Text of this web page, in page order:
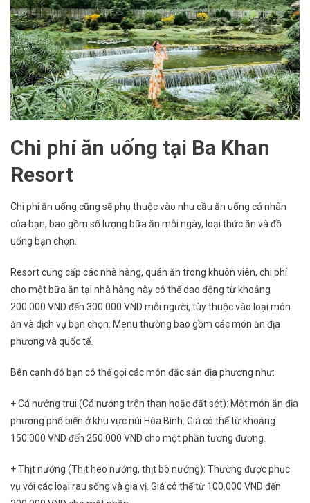
Chi phí ăn uống tại Ba Khan
Resort
Chi phí ăn uống cũng sẽ phụ thuộc vào nhu cầu ăn uống cá nhân
của bạn, bao gồm số lượng bữa ăn mỗi ngày, loại thức ăn và đồ
uống bạn chọn.
Resort cung cấp các nhà hàng, quán ăn trong khuôn viên, chi phí
cho một bữa ăn tại nhà hàng này có thể dao động từ khoảng
200.000 VND đến 300.000 VND mỗi người, tùy thuộc vào loại món
ăn và dịch vụ bạn chọn. Menu thường bao gồm các món ăn địa
phương và quốc tế.
Bên cạnh đó bạn có thể gọi các món đặc sản địa phương như:
+ Cá nướng trui (Cá nướng trên than hoặc đất sét): Một món ăn địa
phương phổ biến ở khu vực núi Hòa Bình. Giá có thể từ khoảng
150.000 VND đến 250.000 VND cho một phần tương đương.
+ Thịt nướng (Thịt heo nướng, thịt bò nướng): Thường được phục
vụ với các loại rau sống và gia vị. Giá có thể từ 100.000 VND đến